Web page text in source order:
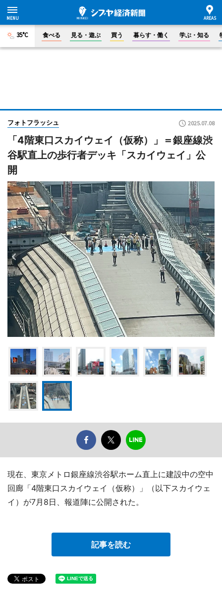
35°C 食べる 見る・遊ぶ 買う 暮らす・働く 学ぶ・知る
フォトフラッシュ 2025.07.08
「4階東口スカイウェイ（仮称）」＝銀座線渋
谷駅直上の歩行者デッキ「スカイウェイ」公
開
現在、東京メトロ銀座線渋谷駅ホーム直上に建設中の空中
回廊「4階東口スカイウェイ（仮称）」（以下スカイウェ
イ）が7月8日、報道陣に公開された。
記事を読む